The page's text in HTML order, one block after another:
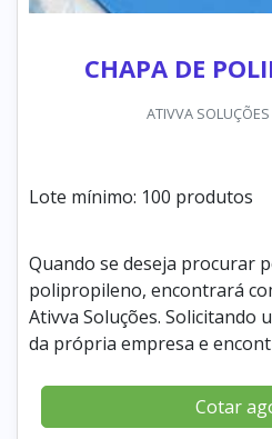
CHAPA DE
ATIVVA
Lote mínimo: 100 produtos
Quando se deseja procurar
polipropileno, encontrará
Ativva Soluções. Solicitando
da própria empresa e
Cotar